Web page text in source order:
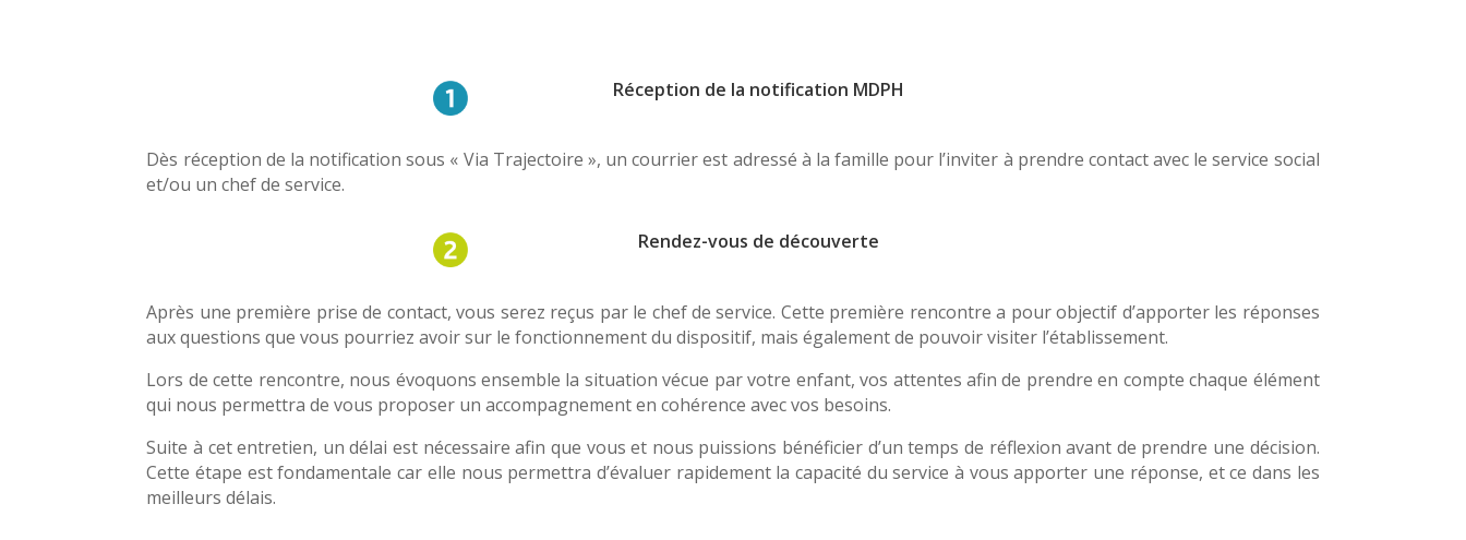
Réception de la notification MDPH
Dès réception de la notification sous « Via Trajectoire », un courrier est adressé à la famille pour l’inviter à prendre contact avec le service social
et/ou un chef de service.
Rendez-vous de découverte
Après une première prise de contact, vous serez reçus par le chef de service. Cette première rencontre a pour objectif d’apporter les réponses
aux questions que vous pourriez avoir sur le fonctionnement du dispositif, mais également de pouvoir visiter l’établissement.
Lors de cette rencontre, nous évoquons ensemble la situation vécue par votre enfant, vos attentes afin de prendre en compte chaque élément
qui nous permettra de vous proposer un accompagnement en cohérence avec vos besoins.
Suite à cet entretien, un délai est nécessaire afin que vous et nous puissions bénéficier d’un temps de réflexion avant de prendre une décision.
Cette étape est fondamentale car elle nous permettra d’évaluer rapidement la capacité du service à vous apporter une réponse, et ce dans les
meilleurs délais.